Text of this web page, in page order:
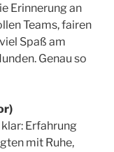
Erinnerung an
Teams, fairen
Spaß am
Genau so
Erfahrung
mit Ruhe,